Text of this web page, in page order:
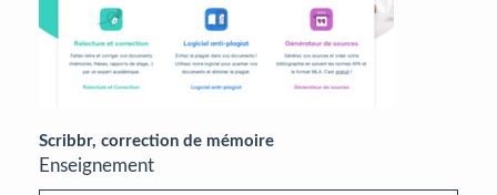
Scribbr, correction de mémoire
Enseignement